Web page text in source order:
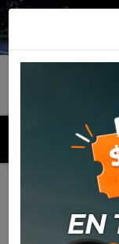
MENU
Productos